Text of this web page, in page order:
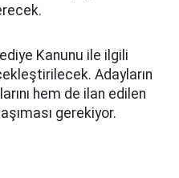
Kanunu ile ilgili
Adayların
hem de ilan edilen
gerekiyor.